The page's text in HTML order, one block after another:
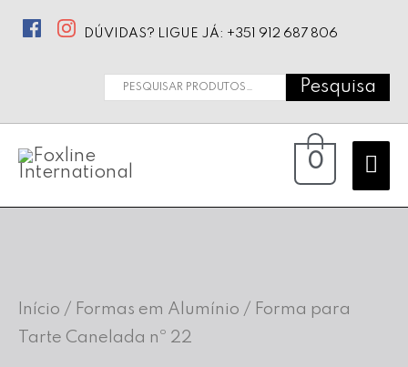
DÚVIDAS? LIGUE JÁ: +351 912 687 806
Pesquisar
Pesquisa
0
Início / Formas em Alumínio / Forma para
Tarte Canelada nº 22